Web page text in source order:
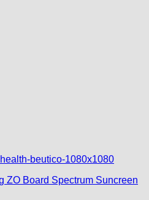
ZO Board Spectrum Suncreen